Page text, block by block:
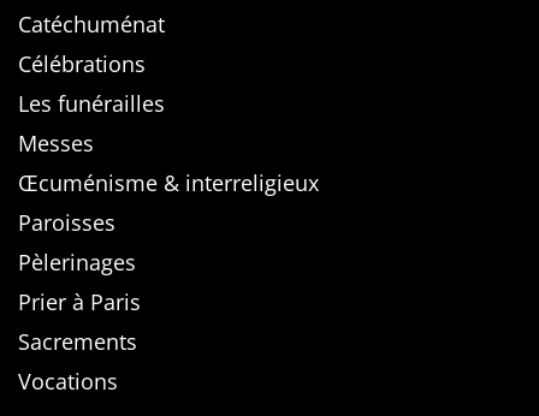
Catéchuménat
Célébrations
Les funérailles
Messes
Œcuménisme & interreligieux
Paroisses
Pèlerinages
Prier à Paris
Sacrements
Vocations